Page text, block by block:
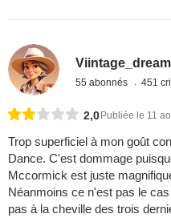
55 abonnés 451
2,0 Publiée le 11
Trop superficiel à mon goût
Dance. C'est dommage
Mccormick est juste
Néanmoins ce n'est pas le
pas à la cheville des trois